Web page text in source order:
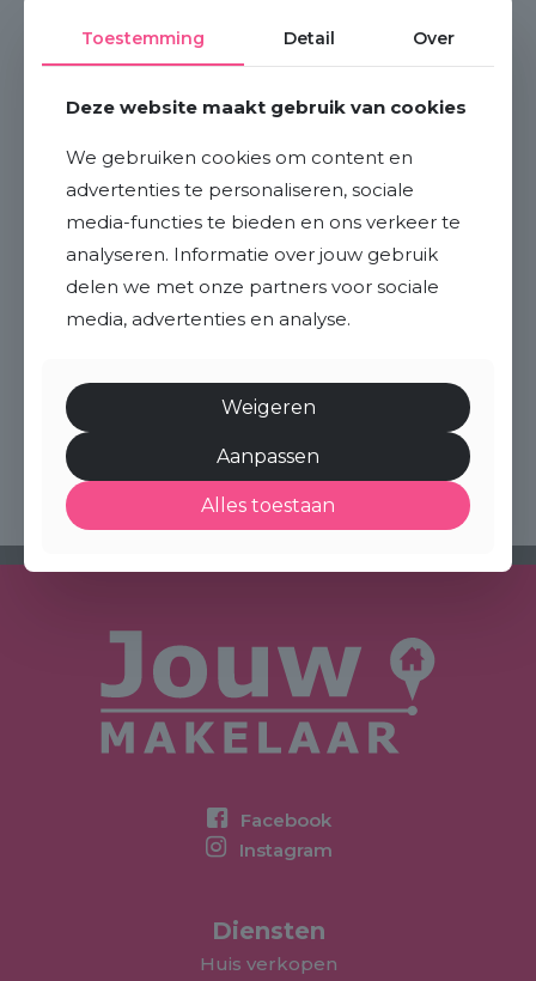
Lorem ipsum dolor sit amet
consectetur adipiscing elit mus cubilia morbi
conubia, nullam[…]
0 Read more
Facebook
Instagram
Diensten
Huis verkopen
Toestemming Detail Over
Deze website maakt gebruik van cookies
We gebruiken cookies om content en
advertenties te personaliseren, sociale
media-functies te bieden en ons verkeer te
analyseren. Informatie over jouw gebruik
delen we met onze partners voor sociale
media, advertenties en analyse.
Weigeren
Aanpassen
Alles toestaan